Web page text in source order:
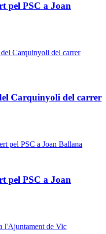
pel PSC a Joan
Carquinyoli del carrer
pel PSC a Joan